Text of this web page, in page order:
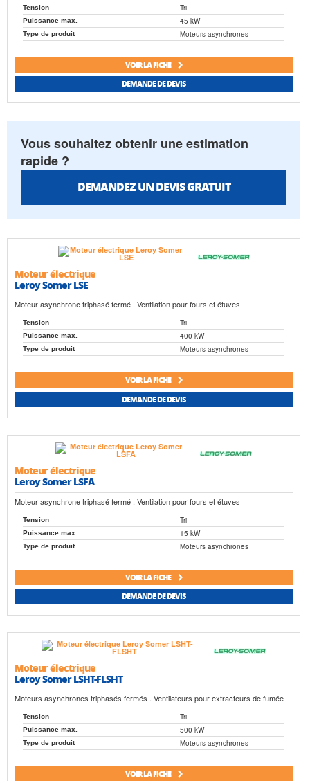
Tension Tri
Puissance max. 45 kW
Type de produit Moteurs asynchrones
VOIR LA FICHE
DEMANDE DE DEVIS
Vous souhaitez obtenir une estimation
rapide ?
DEMANDEZ UN DEVIS GRATUIT
Moteur électrique
Leroy Somer LSE
Moteur asynchrone triphasé fermé . Ventilation pour fours et étuves
Tension Tri
Puissance max. 400 kW
Type de produit Moteurs asynchrones
VOIR LA FICHE
DEMANDE DE DEVIS
Moteur électrique
Leroy Somer LSFA
Moteur asynchrone triphasé fermé . Ventilation pour fours et étuves
Tension Tri
Puissance max. 15 kW
Type de produit Moteurs asynchrones
VOIR LA FICHE
DEMANDE DE DEVIS
Moteur électrique
Leroy Somer LSHT-FLSHT
Moteurs asynchrones triphasés fermés . Ventilateurs pour extracteurs de fumée
Tension Tri
Puissance max. 500 kW
Type de produit Moteurs asynchrones
VOIR LA FICHE